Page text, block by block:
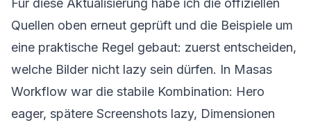
Für diese Aktualisierung habe ich die offiziellen
Quellen oben erneut geprüft und die Beispiele um
eine praktische Regel gebaut: zuerst entscheiden,
welche Bilder nicht lazy sein dürfen. In Masas
Workflow war die stabile Kombination: Hero
eager, spätere Screenshots lazy, Dimensionen